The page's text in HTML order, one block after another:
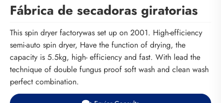
Fábrica de secadoras giratorias
This spin dryer factorywas set up on 2001. High-efficiency
semi-auto spin dryer, Have the function of drying, the
capacity is 5.5kg, high- efficiency and fast. With lead the
technique of double fungus proof soft wash and clean wash
perfect combination.